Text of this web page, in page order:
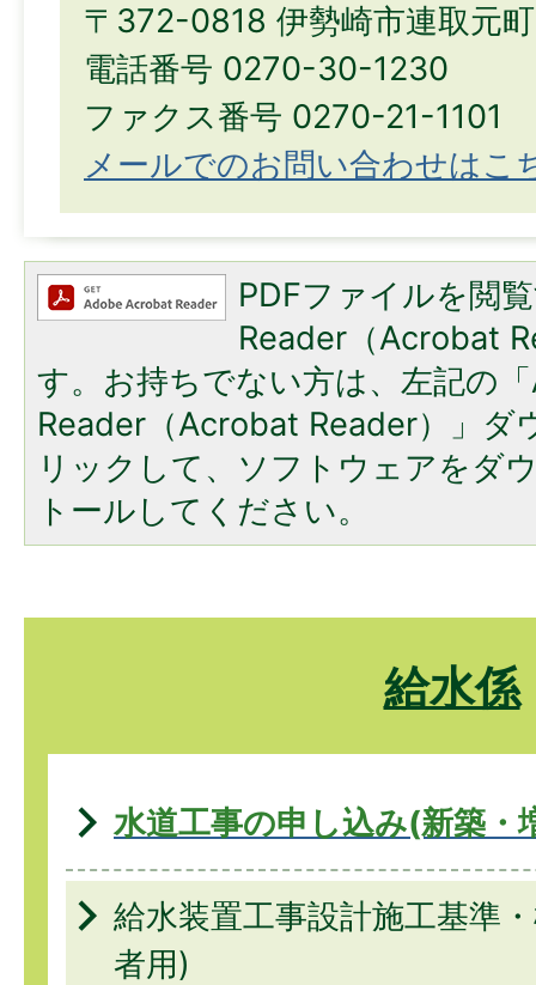
〒372-0818 伊勢崎市連取元
電話番号 0270-30-1230
ファクス番号 0270-21-1101
メールでのお問い合わせはこ
PDFファイルを閲
Reader（Acrobat
す。お持ちでない方は、左記の
Reader（Acrobat Reader）」ダ
リックして、ソフトウェアをダ
トールしてください。
給水係
水道工事の申し込み(新築・
給水装置工事設計施工基準
者用)